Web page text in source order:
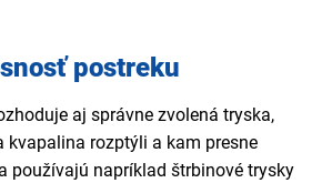
postreku
aj správne zvolená tryska,
kvapalina rozptýli a kam presne
používajú napríklad štrbinové trysky